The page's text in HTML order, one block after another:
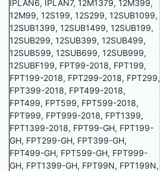
IPLAN6, IPLAN7, 12M1379, 12M399,
12M99, 12S199, 12S299, 12SUB1099,
12SUB1399, 12SUB1499, 12SUB199,
12SUB299, 12SUB399, 12SUB499,
12SUB599, 12SUB699, 12SUB999,
12SUBF199, FPT99-2018, FPT199,
FPT199-2018, FPT299-2018, FPT299,
FPT399-2018, FPT499-2018,
FPT499, FPT599, FPT599-2018,
FPT999, FPT999-2018, FPT1399,
FPT1399-2018, FPT99-GH, FPT199-
GH, FPT299-GH, FPT399-GH,
FPT499-GH, FPT599-GH, FPT999-
GH, FPT1399-GH, FPT99N, FPT199N,